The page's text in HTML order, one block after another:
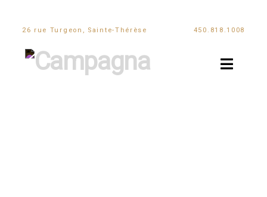
26 rue Turgeon, Sainte-Thérèse 450.818.1008